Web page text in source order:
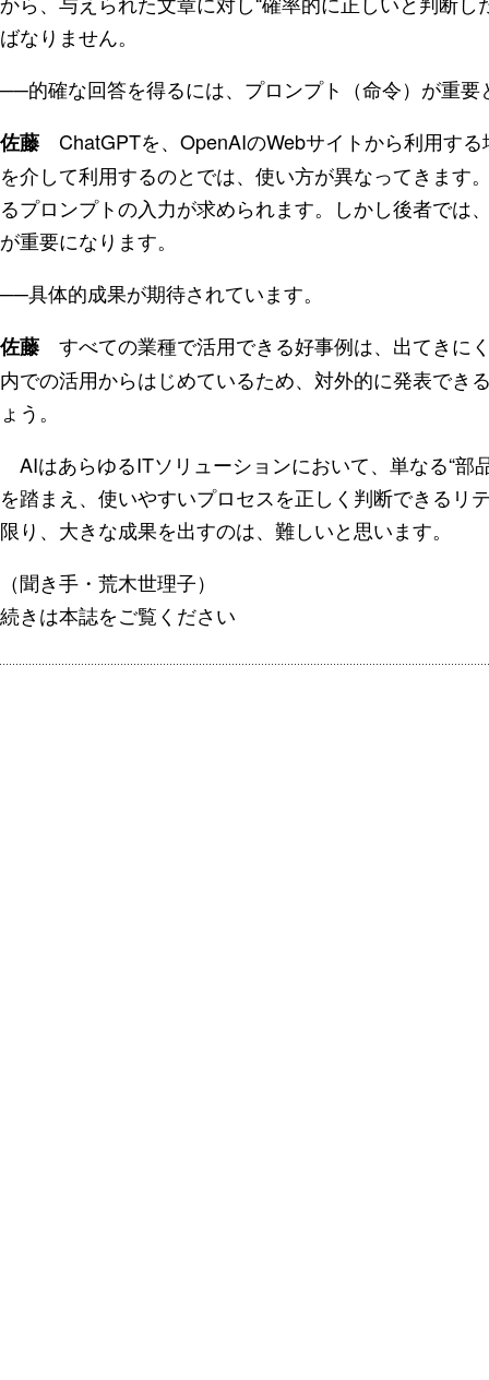
ばなりません。
──的確な回答を得るには、プロンプト（命令）が重要
佐藤 ChatGPTを、OpenAIのWebサイトから利用す
を介して利用するのとでは、使い方が異なってきます
るプロンプトの入力が求められます。しかし後者では
が重要になります。
──具体的成果が期待されています。
佐藤 すべての業種で活用できる好事例は、出てきに
内での活用からはじめているため、対外的に発表でき
ょう。
AIはあらゆるITソリューションにおいて、単なる“部
を踏まえ、使いやすいプロセスを正しく判断できるリ
限り、大きな成果を出すのは、難しいと思います。
（聞き手・荒木世理子）
続きは本誌をご覧ください